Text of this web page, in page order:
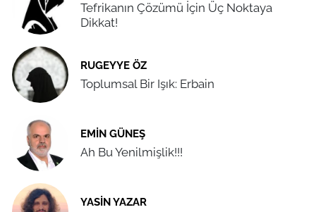
Tefrikanın Çözümü İçin Üç Noktaya
Dikkat!
RUGEYYE ÖZ
Toplumsal Bir Işık: Erbain
EMIN GÜNEŞ
Ah Bu Yenilmişlik!!!
YASIN YAZAR